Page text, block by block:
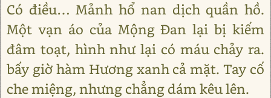
Có điều… Mảnh hổ nan dịch quần hồ.
Một vạn áo của Mộng Ðan lại bị kiếm
đâm toạt, hình như lại có máu chảy ra.
bấy giờ hàm Hương xanh cả mặt. Tay cố
che miệng, nhưng chẳng dám kêu lên.